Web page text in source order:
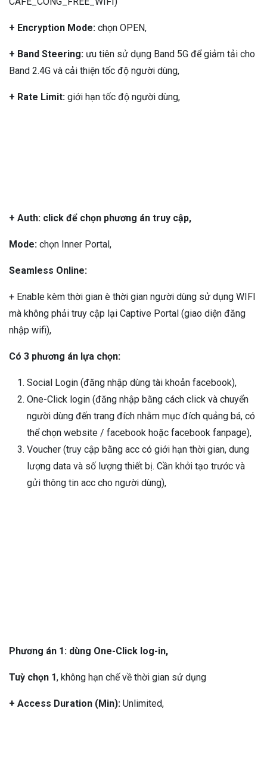
+ Encryption Mode: chọn OPEN,
+ Band Steering: ưu tiên sử dụng Band 5G để giảm tải cho
Band 2.4G và cải thiện tốc độ người dùng,
+ Rate Limit: giới hạn tốc độ người dùng,
+ Auth: click để chọn phương án truy cập,
Mode: chọn Inner Portal,
Seamless Online:
+ Enable kèm thời gian è thời gian người dùng sử dụng WIFI
mà không phải truy cập lại Captive Portal (giao diện đăng
nhập wifi),
Có 3 phương án lựa chọn:
Social Login (đăng nhập dùng tài khoản facebook),
One-Click login (đăng nhập bằng cách click và chuyển
người dùng đến trang đích nhằm mục đích quảng bá, có
thể chọn website / facebook hoặc facebook fanpage),
Voucher (truy cập bằng acc có giới hạn thời gian, dung
lượng data và số lượng thiết bị. Cần khởi tạo trước và
gửi thông tin acc cho người dùng),
Phương án 1: dùng One-Click log-in,
Tuỳ chọn 1, không hạn chế về thời gian sử dụng
+ Access Duration (Min): Unlimited,